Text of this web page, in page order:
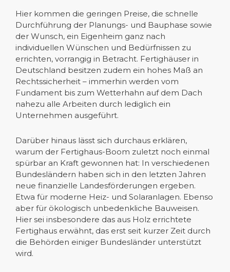
Hier kommen die geringen Preise, die schnelle
Durchführung der Planungs- und Bauphase sowie
der Wunsch, ein Eigenheim ganz nach
individuellen Wünschen und Bedürfnissen zu
errichten, vorrangig in Betracht. Fertighäuser in
Deutschland besitzen zudem ein hohes Maß an
Rechtssicherheit – immerhin werden vom
Fundament bis zum Wetterhahn auf dem Dach
nahezu alle Arbeiten durch lediglich ein
Unternehmen ausgeführt.
Darüber hinaus lässt sich durchaus erklären,
warum der Fertighaus-Boom zuletzt noch einmal
spürbar an Kraft gewonnen hat: In verschiedenen
Bundesländern haben sich in den letzten Jahren
neue finanzielle Landesförderungen ergeben.
Etwa für moderne Heiz- und Solaranlagen. Ebenso
aber für ökologisch unbedenkliche Bauweisen.
Hier sei insbesondere das aus Holz errichtete
Fertighaus erwähnt, das erst seit kurzer Zeit durch
die Behörden einiger Bundesländer unterstützt
wird.